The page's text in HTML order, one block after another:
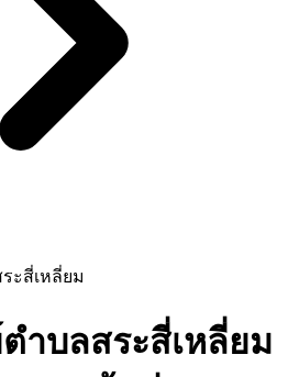
ะสี่เหลี่ยม
ำบลสระสี่เหลี่ยม